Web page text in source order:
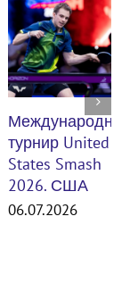
Международный
турнир United
States Smash
2026. США
06.07.2026